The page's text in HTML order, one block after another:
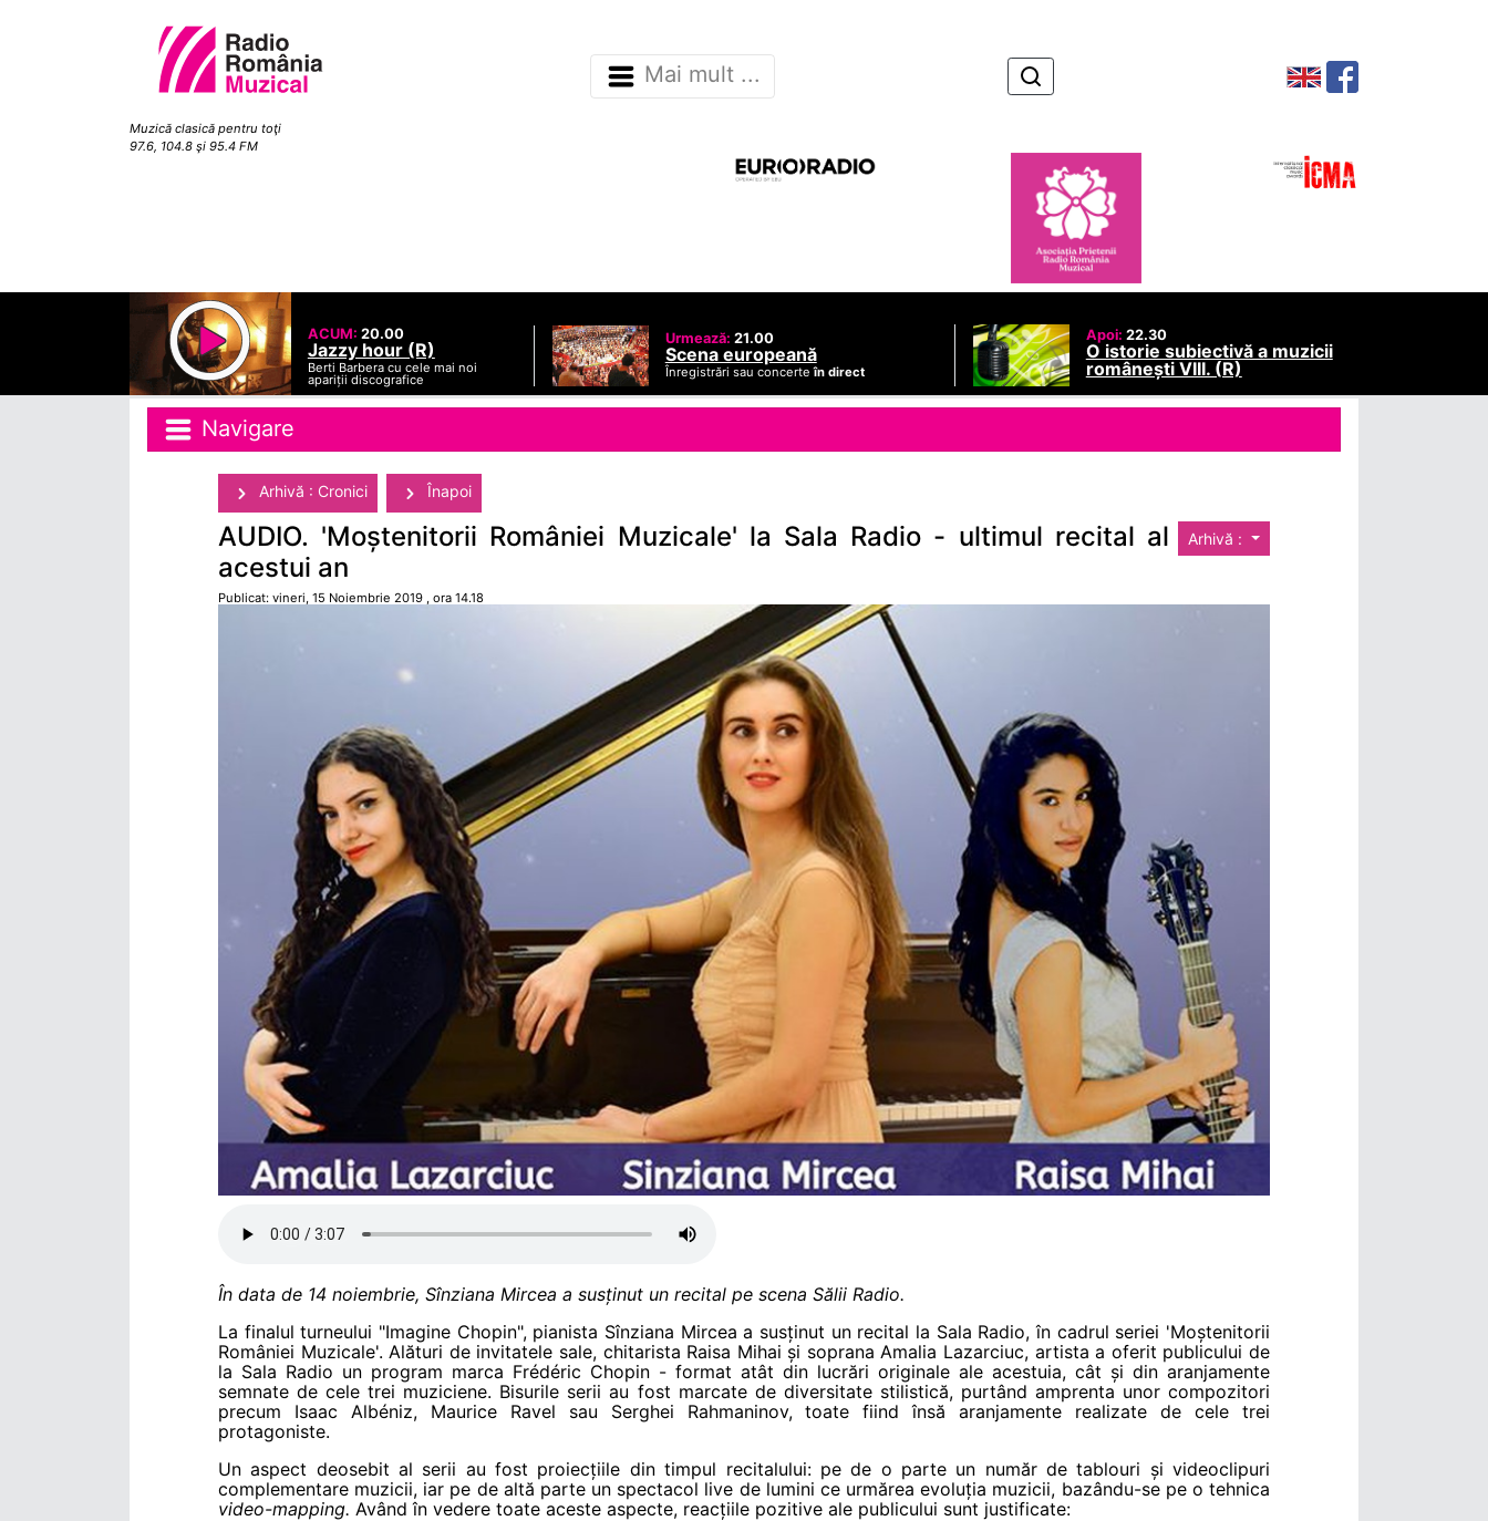
Muzică clasică pentru toţi
97.6, 104.8 şi 95.4 FM
Mai mult ...
ACUM: 20.00
Jazzy hour (R)
Berti Barbera cu cele mai noi
apariții discografice
Urmează: 21.00
Scena europeană
Înregistrări sau concerteîn direct
Apoi: 22.30
O istorie subiectivă a muzicii
românești VIII. (R)
Navigare
Arhivă : Cronici Înapoi
Arhivă :
AUDIO. 'Moștenitorii României Muzicale' la Sala Radio - ultimul recital al
acestui an
Publicat: vineri, 15 Noiembrie 2019 , ora 14.18
În data de 14 noiembrie, Sînziana Mircea a susținut un recital pe scena Sălii Radio.
La finalul turneului "Imagine Chopin", pianista Sînziana Mircea a susținut un recital la Sala Radio, în cadrul seriei 'Moștenitorii
României Muzicale'. Alături de invitatele sale, chitarista Raisa Mihai și soprana Amalia Lazarciuc, artista a oferit publicului de
la Sala Radio un program marca Frédéric Chopin - format atât din lucrări originale ale acestuia, cât și din aranjamente
semnate de cele trei muziciene. Bisurile serii au fost marcate de diversitate stilistică, purtând amprenta unor compozitori
precum Isaac Albéniz, Maurice Ravel sau Serghei Rahmaninov, toate fiind însă aranjamente realizate de cele trei
protagoniste.
Un aspect deosebit al serii au fost proiecțiile din timpul recitalului: pe de o parte un număr de tablouri și videoclipuri
complementare muzicii, iar pe de altă parte un spectacol live de lumini ce urmărea evoluția muzicii, bazându-se pe o tehnica
video-mapping. Având în vedere toate aceste aspecte, reacțiile pozitive ale publicului sunt justificate: